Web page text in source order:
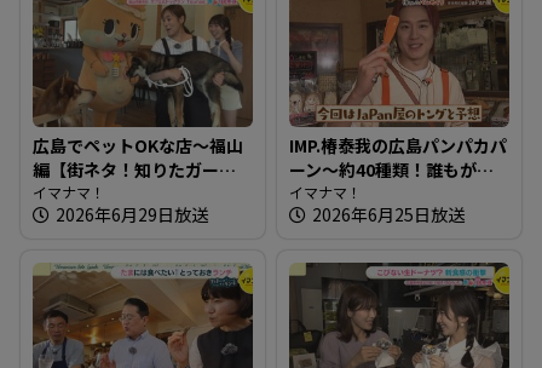
広島でペットOKな店～福山
編【街ネタ！知りたガー
ル】
イマナマ！
2026年6月29日放送
IMP.椿泰我の広島パンパカパ
ーン～約40種類！誰もがお
いしいと思うパンが並ぶ愛
され店
イマナマ！
2026年6月25日放送